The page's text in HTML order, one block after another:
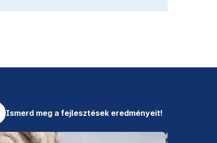
Ismerd meg a fejlesztések eredményeit!